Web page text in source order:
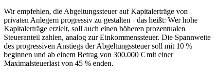
Wir empfehlen, die Abgeltungssteuer auf Kapitalerträge von
privaten Anlegern progressiv zu gestalten - das heißt: Wer hohe
Kapitalerträge erzielt, soll auch einen höheren prozentualen
Steueranteil zahlen, analog zur Einkommenssteuer. Die Spannweite
des progressiven Anstiegs der Abgeltungssteuer soll mit 10 %
beginnen und ab einem Betrag von 300.000 € mit einer
Maximalsteuerlast von 45 % enden.